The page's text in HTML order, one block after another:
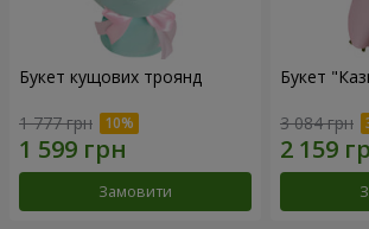
Букет кущових троянд
1 777 грн
Замовити
Букет
3 084 грн